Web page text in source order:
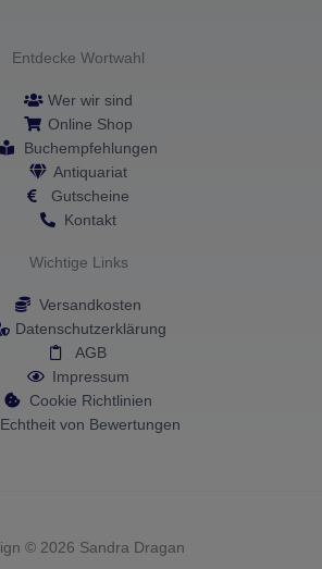
r
m
o
-
f
Entdecke Wortwahl
Wer wir sind
Online Shop
Buchempfehlungen
Antiquariat
Gutscheine
Kontakt
Wichtige Links
Versandkosten
Datenschutzerklärung
AGB
Impressum
Cookie Richtlinien
Echtheit von Bewertungen
© 2026 Sandra Dragan